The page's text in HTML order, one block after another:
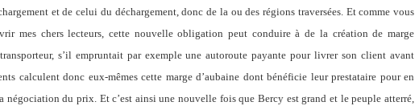
et de celui du déchargement, donc de la ou des régions traversées. Et comme vous
mes chers lecteurs, cette nouvelle obligation peut conduire à de la création de marge
s’il empruntait par exemple une autoroute payante pour livrer son client avant
calculent donc eux-mêmes cette marge d’aubaine dont bénéficie leur prestataire pour en
négociation du prix. Et c’est ainsi une nouvelle fois que Bercy est grand et le peuple atterré,